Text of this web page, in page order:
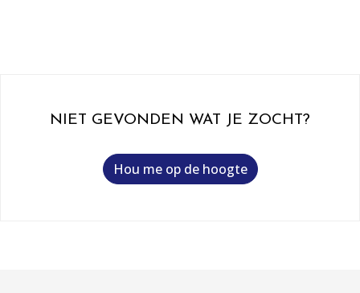
NIET GEVONDEN WAT JE ZOCHT?
Hou me op de hoogte